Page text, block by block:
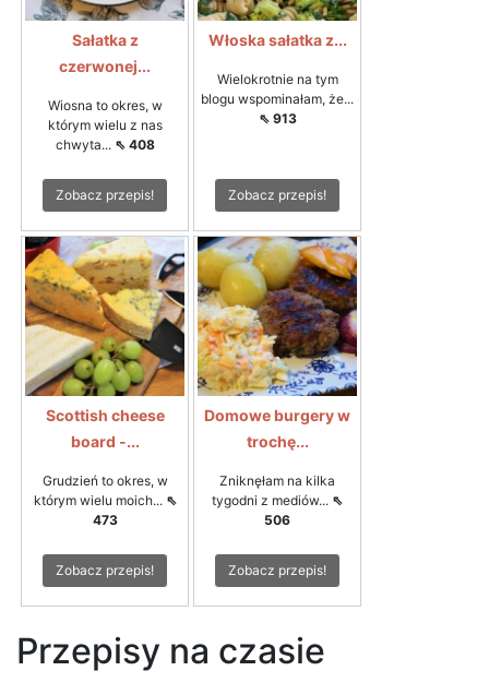
Sałatka z
czerwonej...
Wiosna to okres, w
którym wielu z nas
chwyta... ⇖ 408
Zobacz przepis!
Włoska sałatka z...
Wielokrotnie na tym
blogu wspominałam, że...
⇖ 913
Zobacz przepis!
Scottish cheese
board -...
Grudzień to okres, w
którym wielu moich... ⇖
473
Zobacz przepis!
Domowe burgery w
trochę...
Zniknęłam na kilka
tygodni z mediów... ⇖
506
Zobacz przepis!
Przepisy na czasie